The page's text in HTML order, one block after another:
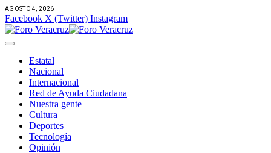
AGOSTO 4, 2026
Facebook X (Twitter) Instagram
Estatal
Nacional
Internacional
Red de Ayuda Ciudadana
Nuestra gente
Cultura
Deportes
Tecnología
Opinión